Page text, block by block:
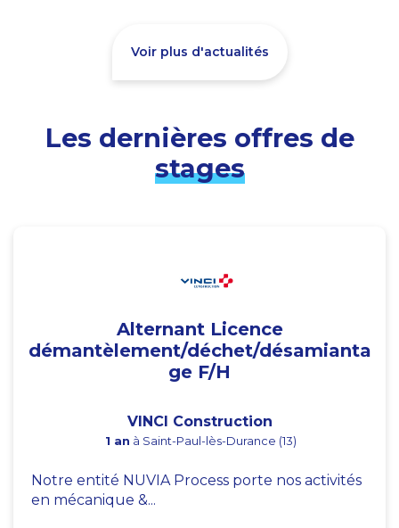
Voir plus d'actualités
Les dernières offres de
stages
Alternant Licence
démantèlement/déchet/désamianta
ge F/H
VINCI Construction
1 an à Saint-Paul-lès-Durance (13)
Notre entité NUVIA Process porte nos activités
en mécanique &...